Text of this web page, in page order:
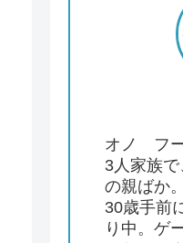
オノ フ
3人家族
の親ばか
30歳手前
り中。ゲ